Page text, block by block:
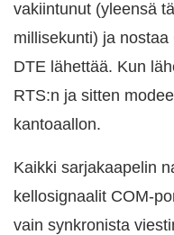
vakiintunut (yleensä
millisekunti) ja
DTE lähettää. Kun
RTS:n ja sitten
kantoaallon.
Kaikki sarjakaapelin
kellosignaalit COM-
vain synkronista